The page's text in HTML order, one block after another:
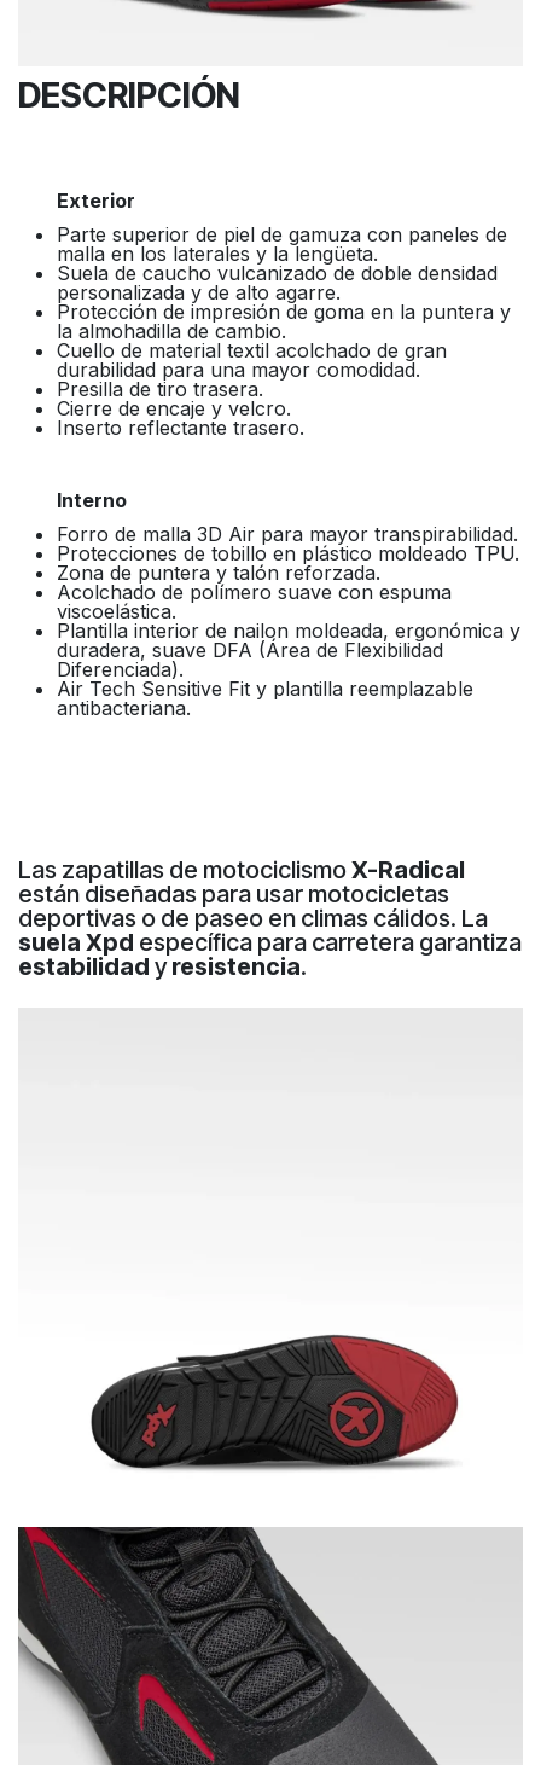
DESCRIPCIÓN
Exterior
Parte superior de piel de gamuza con paneles de
malla en los laterales y la lengüeta.
Suela de caucho vulcanizado de doble densidad
personalizada y de alto agarre.
Protección de impresión de goma en la puntera y
la almohadilla de cambio.
Cuello de material textil acolchado de gran
durabilidad para una mayor comodidad.
Presilla de tiro trasera.
Cierre de encaje y velcro.
Inserto reflectante trasero.
Interno
Forro de malla 3D Air para mayor transpirabilidad.
Protecciones de tobillo en plástico moldeado TPU.
Zona de puntera y talón reforzada.
Acolchado de polímero suave con espuma
viscoelástica.
Plantilla interior de nailon moldeada, ergonómica y
duradera, suave DFA (Área de Flexibilidad
Diferenciada).
Air Tech Sensitive Fit y plantilla reemplazable
antibacteriana.
Las zapatillas de motociclismoX-Radical
están diseñadas para usar motocicletas
deportivas o de paseo en climas cálidos. La
suela Xpd específica para carretera garantiza
estabilidad yresistencia.